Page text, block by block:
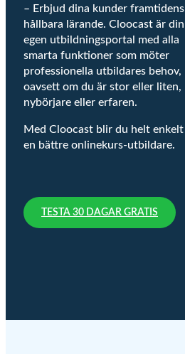
– Erbjud dina kunder framtidens
hållbara lärande. Cloocast är din
egen utbildningsportal med alla
smarta funktioner som möter
professionella utbildares behov,
oavsett om du är stor eller liten,
nybörjare eller erfaren.
Med Cloocast blir du helt enkelt
en bättre onlinekurs-utbildare.
TESTA 30 DAGAR GRATIS